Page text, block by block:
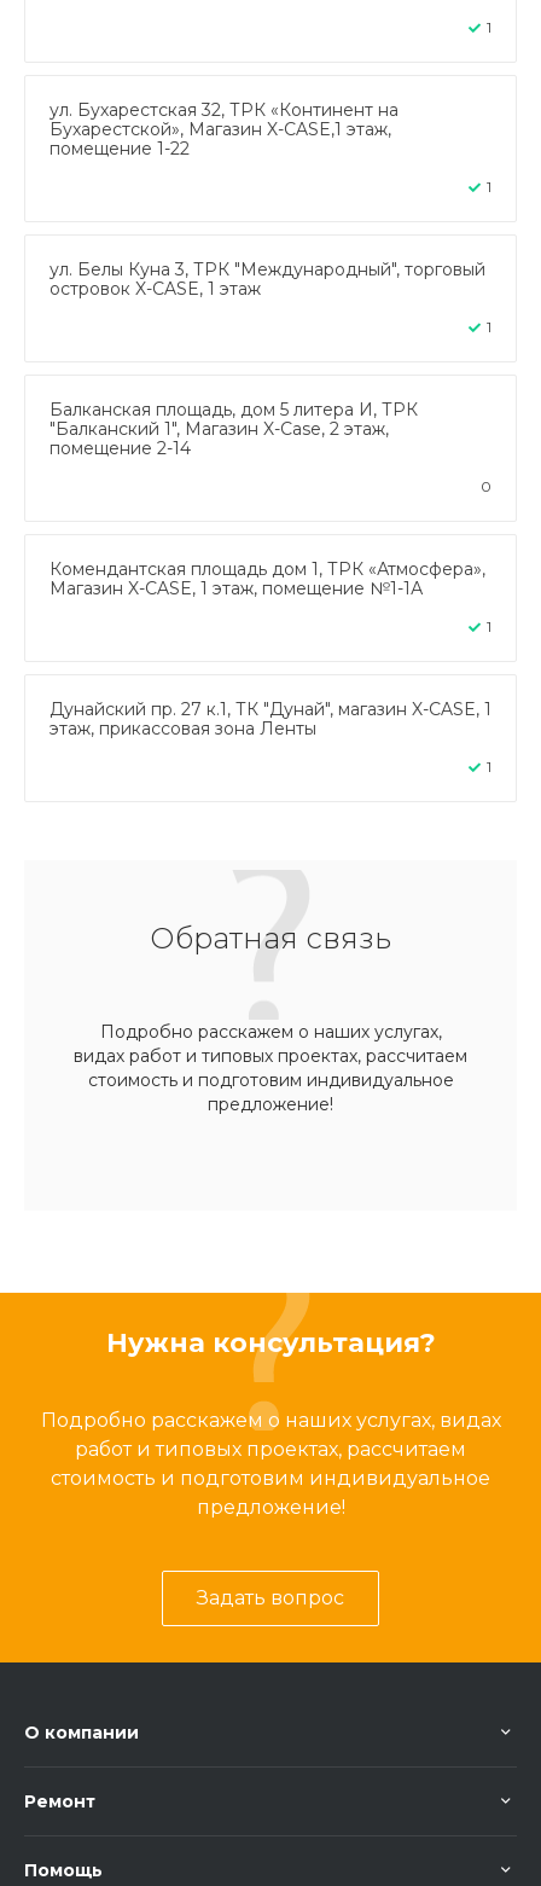
1
ул. Бухарестская 32, ТРК «Континент на
Бухарестской», Магазин X-CASE,1 этаж,
помещение 1-22
1
ул. Белы Куна 3, ТРК "Международный", торговый
островок X-CASE, 1 этаж
1
Балканская площадь, дом 5 литера И, ТРК
"Балканский 1", Магазин X-Case, 2 этаж,
помещение 2-14
0
Комендантская площадь дом 1, ТРК «Атмосфера»,
Магазин X-CASE, 1 этаж, помещение №1-1А
1
Дунайский пр. 27 к.1, ТК "Дунай", магазин X-CASE, 1
этаж, прикассовая зона Ленты
1
Обратная связь
Подробно расскажем о наших услугах,
видах работ и типовых проектах, рассчитаем
стоимость и подготовим индивидуальное
предложение!
Нужна консультация?
Подробно расскажем о наших услугах, видах
работ и типовых проектах, рассчитаем
стоимость и подготовим индивидуальное
предложение!
Задать вопрос
О компании
Ремонт
Помощь